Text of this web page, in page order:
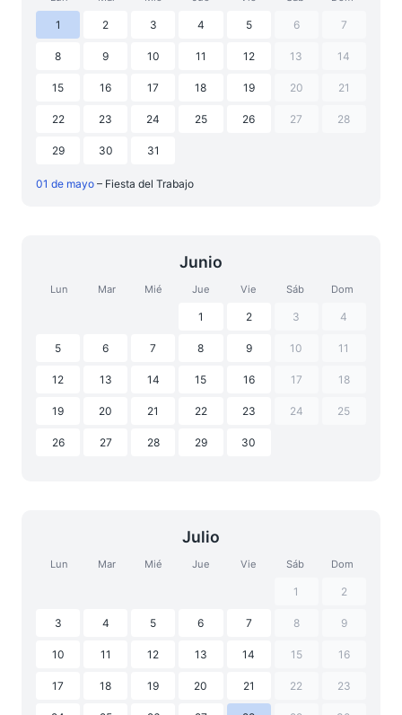
1 2 3 4 5 6 7
8 9 10 11 12 13 14
15 16 17 18 19 20 21
22 23 24 25 26 27 28
29 30 31
01 de mayo – Fiesta del Trabajo
Junio
Lun Mar Mié Jue Vie Sáb Dom
1 2 3 4
5 6 7 8 9 10 11
12 13 14 15 16 17 18
19 20 21 22 23 24 25
26 27 28 29 30
Julio
Lun Mar Mié Jue Vie Sáb Dom
1 2
3 4 5 6 7 8 9
10 11 12 13 14 15 16
17 18 19 20 21 22 23